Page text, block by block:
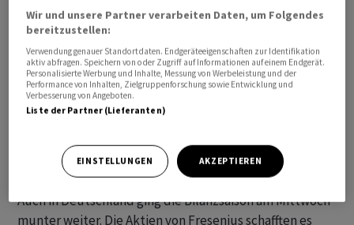
In einem Kommentar von Index-Radar hiess es, Nvidia
gelte als «Seismograf für die Investitionsbereitschaft im
KI-Komplex». Angesichts der massiven
Investitionsprogramme der grossen Tech-Konzerne
liege die Messlatte aber hoch. Ausgewertet wurde am
Trump. In dieser widmete sich der US-Präsident aber
hauptsächlich der Situation im eigenen Land.
Auch in Deutschland ging die Bilanzsaison am Mittwoch
munter weiter. Die Aktien von Fresenius schafften es
Wir und unsere Partner verarbeiten Daten, um Folgendes
bereitzustellen:
Verwendung genauer Standortdaten. Endgeräteeigenschaften zur Identifikation
aktiv abfragen. Speichern von oder Zugriff auf Informationen auf einem Endgerät.
Personalisierte Werbung und Inhalte, Messung von Werbeleistung und der
Performance von Inhalten, Zielgruppenforschung sowie Entwicklung und
Verbesserung von Angeboten.
Liste der Partner (Lieferanten)
EINSTELLUNGEN AKZEPTIEREN